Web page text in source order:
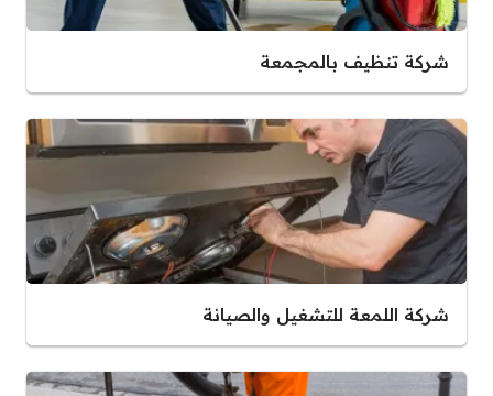
شركة تنظيف بالمجمعة
شركة اللمعة للتشغيل والصيانة